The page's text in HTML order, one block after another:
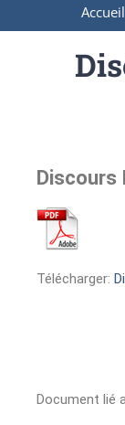
Accueil
Discours
Télécharger:
Document lié